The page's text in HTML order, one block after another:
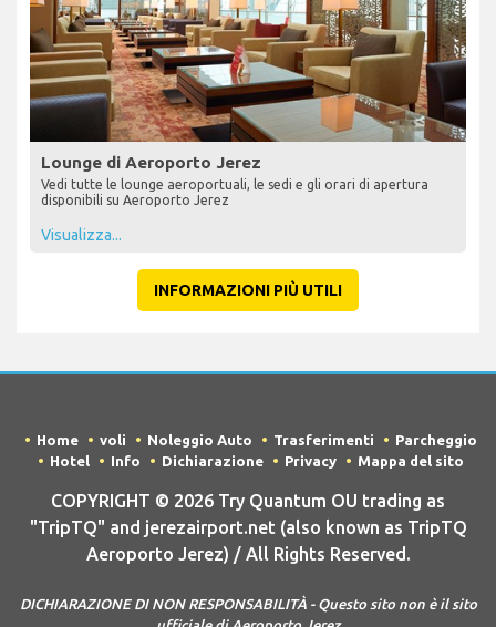
Lounge di Aeroporto Jerez
Vedi tutte le lounge aeroportuali, le sedi e gli orari di apertura
disponibili su Aeroporto Jerez
Visualizza...
INFORMAZIONI PIÙ UTILI
Home voli Noleggio Auto Trasferimenti
Parcheggio
Hotel
Info Dichiarazione Privacy Mappa del sito
COPYRIGHT © 2026 Try Quantum OU trading as
"TripTQ" and jerezairport.net (also known as TripTQ
Aeroporto Jerez) / All Rights Reserved.
DICHIARAZIONE DI NON RESPONSABILITÀ - Questo sito non è il sito